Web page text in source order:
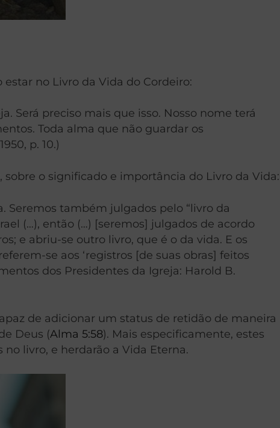
no Livro da Vida do Cordeiro:
Será preciso mais que isso. Nosso nome terá
Toda alma que não guardar os
p. 10.)
o significado e importância do Livro da Vida:
Seremos também julgados pelo “livro da
(…), então (…) [seremos] julgados de acordo
e abriu-se outro livro, que é o da vida. E os
se aos ‘registros [de suas obras] feitos
dos Presidentes da Igreja: Harold B.
de adicionar um status de retidão de maneira
Deus (Alma 5:58). Mais especificamente, estes
livro, e herdarão a Vida Eterna.